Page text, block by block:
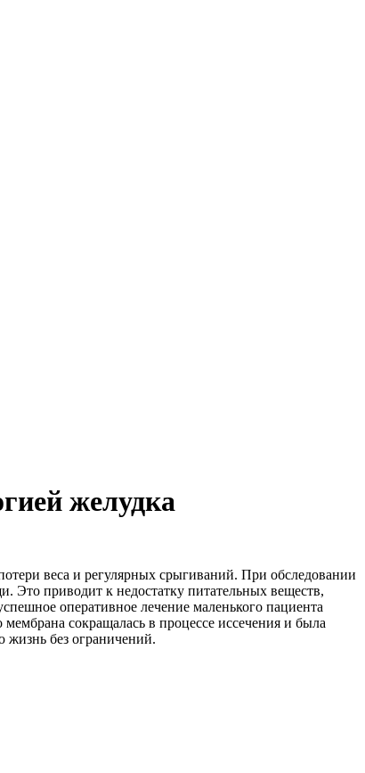
желудка
веса и регулярных срыгиваний. При обследовании
приводит к недостатку питательных веществ,
оперативное лечение маленького пациента
сокращалась в процессе иссечения и была
жизнь без ограничений.